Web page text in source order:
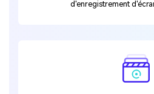
d'enregistrement